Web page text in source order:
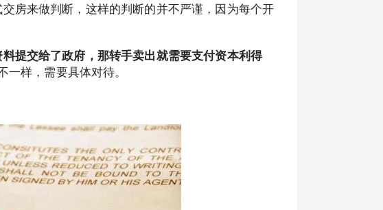
房来做判断，这样的判断的并不严谨，因为每个开
提交给了政府，那转手卖出就需要支付资本利得
一样，需要具体对待。